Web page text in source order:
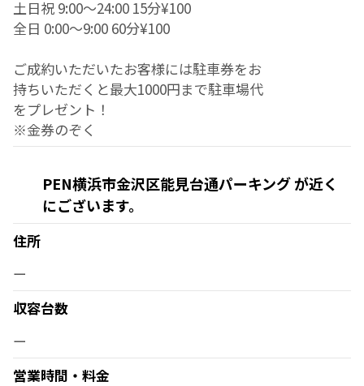
土日祝 9:00～24:00 15分¥100
全日 0:00～9:00 60分¥100
ご成約いただいたお客様には駐車券をお
持ちいただくと最大1000円まで駐車場代
をプレゼント！
※金券のぞく
PEN横浜市金沢区能見台通パーキング が近く
にございます。
住所
ー
収容台数
ー
営業時間・料金